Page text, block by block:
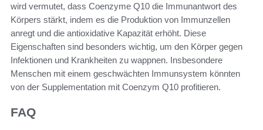
wird vermutet, dass Coenzyme Q10 die Immunantwort des
Körpers stärkt, indem es die Produktion von Immunzellen
anregt und die antioxidative Kapazität erhöht. Diese
Eigenschaften sind besonders wichtig, um den Körper gegen
Infektionen und Krankheiten zu wappnen. Insbesondere
Menschen mit einem geschwächten Immunsystem könnten
von der Supplementation mit Coenzym Q10 profitieren.
FAQ